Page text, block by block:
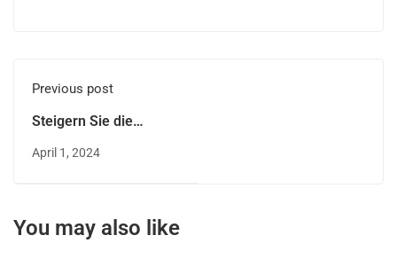
Previous post
Steigern Sie die
Produktivität Ihres
Teams mit
Sprachen, auf allen
April 1, 2024
You may also like